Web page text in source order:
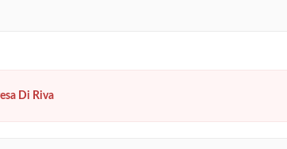
Di Riva